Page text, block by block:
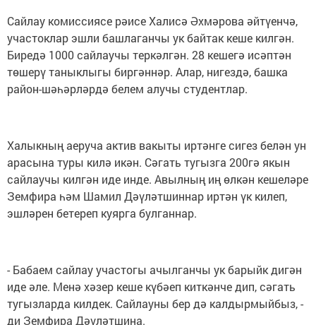
Сайлау комиссиясе рәисе Халисә Әхмәрова әйтүенчә,
участоклар эшли башлаганчы ук байтак кеше килгән.
Биредә 1000 сайлаучы теркәлгән. 28 кешегә исәптән
төшерү таныклыгы биргәннәр. Алар, нигездә, башка
район-шәһәрләрдә белем алучы студентлар.
Халыкның аеруча актив вакыты иртәнге сигез белән ун
арасына туры килә икән. Сәгать тугызга 200гә якын
сайлаучы килгән иде инде. Авылның иң өлкән кешеләре
Земфира һәм Шамил Дәүләтшиннар иртән үк килеп,
эшләрен бетереп куярга булганнар.
- Бабаем сайлау участогы ачылганчы ук барыйк дигән
иде әле. Менә хәзер кеше күбәеп киткәнче дип, сәгать
тугызларда килдек. Сайлауны бер дә калдырмыйбыз, -
ди Земфира Дәүләтшина.